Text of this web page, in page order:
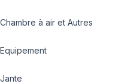
Chambre à air et Autres
Equipement
Jante